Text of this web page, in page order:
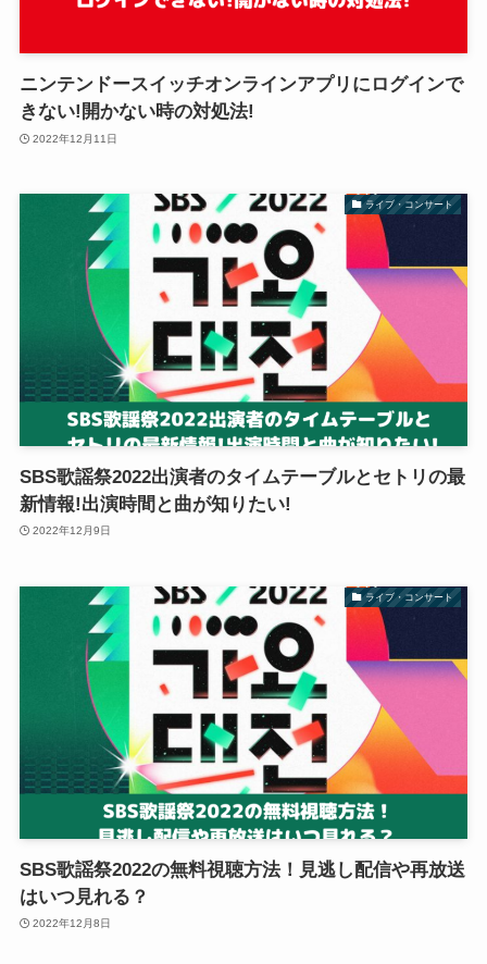
ニンテンドースイッチオンラインアプリにログインで
きない!開かない時の対処法!
2022年12月11日
ライブ・コンサート
SBS歌謡祭2022出演者のタイムテーブルとセトリの最
新情報!出演時間と曲が知りたい!
2022年12月9日
ライブ・コンサート
SBS歌謡祭2022の無料視聴方法！見逃し配信や再放送
はいつ見れる？
2022年12月8日